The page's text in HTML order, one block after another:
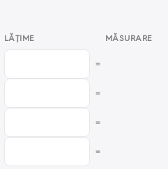
LĂŢIME MĂSURARE
=
=
=
=